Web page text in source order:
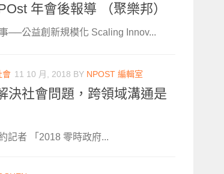
年會後報導 （聚樂邦）
──公益創新規模化 Scaling Innov...
會 11 10 月, 2018 BY NPOST 編輯室
決社會問題，跨領域溝通是
記者 「2018 零時政府...